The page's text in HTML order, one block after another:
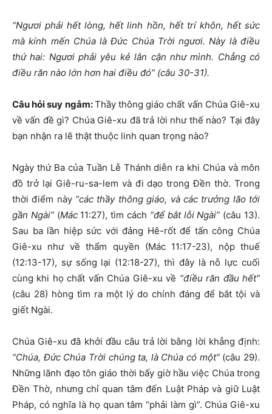
“Ngươi phải hết lòng, hết linh hồn, hết trí khôn, hết sức
mà kính mến Chúa là Đức Chúa Trời ngươi. Này là điều
thứ hai: Ngươi phải yêu kẻ lân cận như mình. Chẳng có
điều răn nào lớn hơn hai điều đó” (câu 30-31).
Câu hỏi suy ngẫm:Thầy thông giáo chất vấn Chúa Giê-xu
về vấn đề gì? Chúa Giê-xu đã trả lời như thế nào? Tại đây
bạn nhận ra lẽ thật thuộc linh quan trọng nào?
Ngày thứ Ba của Tuần Lễ Thánh diễn ra khi Chúa và môn
đồ trở lại Giê-ru-sa-lem và đi dạo trong Đền thờ. Trong
thời điểm này “các thầy thông giáo, và các trưởng lão tới
gần Ngài”(Mác11:27), tìm cách “để bắt lỗi Ngài” (câu 13).
Sau ba lần hiệp sức với đảng Hê-rốt để tấn công Chúa
Giê-xu như về thẩm quyền (Mác 11:17-23), nộp thuế
(12:13-17), sự sống lại (12:18-27), thì đây là nỗ lực cuối
cùng khi họ chất vấn Chúa Giê-xu về “điều răn đầu hết”
(câu 28) hòng tìm ra một lý do chính đáng để bắt tội và
giết Ngài.
Chúa Giê-xu đã khởi đầu câu trả lời bằng lời khẳng định:
“Chúa, Đức Chúa Trời chúng ta, là Chúa có một”(câu 29).
Những lãnh đạo tôn giáo thời bấy giờ hầu việc Chúa trong
Đền Thờ, nhưng chỉ quan tâm đến Luật Pháp và giữ Luật
Pháp, có nghĩa là họ quan tâm “phải làm gì”. Chúa Giê-xu